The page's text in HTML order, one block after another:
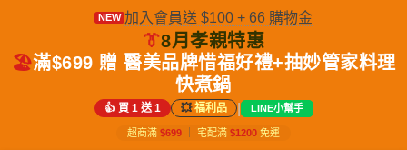
NEW 加入會員送 $100 + 66 購物金
👔8月孝親特惠
🏖️滿$699 贈 醫美品牌惜福好禮+抽妙管家料理
快煮鍋
👍 買 1 送 1 💥福利品 | LINE小幫手
超商滿 $699 宅配滿 $1200 免運